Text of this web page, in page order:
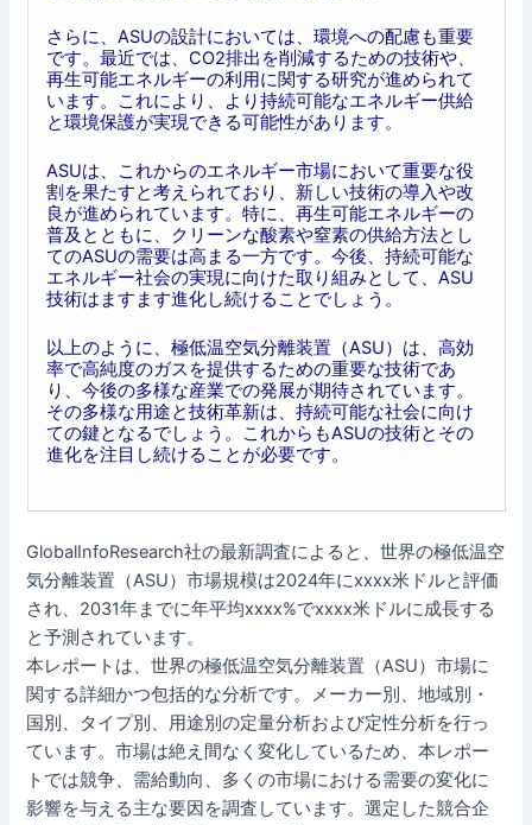
さらに、ASUの設計においては、環境への配慮も重要
です。最近では、CO2排出を削減するための技術や、
再生可能エネルギーの利用に関する研究が進められて
います。これにより、より持続可能なエネルギー供給
と環境保護が実現できる可能性があります。
ASUは、これからのエネルギー市場において重要な役
割を果たすと考えられており、新しい技術の導入や改
良が進められています。特に、再生可能エネルギーの
普及とともに、クリーンな酸素や窒素の供給方法とし
てのASUの需要は高まる一方です。今後、持続可能な
エネルギー社会の実現に向けた取り組みとして、ASU
技術はますます進化し続けることでしょう。
以上のように、極低温空気分離装置（ASU）は、高効
率で高純度のガスを提供するための重要な技術であ
り、今後の多様な産業での発展が期待されています。
その多様な用途と技術革新は、持続可能な社会に向け
ての鍵となるでしょう。これからもASUの技術とその
進化を注目し続けることが必要です。
GlobalInfoResearch社の最新調査によると、世界の極低温空
気分離装置（ASU）市場規模は2024年にxxxx米ドルと評価
され、2031年までに年平均xxxx%でxxxx米ドルに成長する
と予測されています。
本レポートは、世界の極低温空気分離装置（ASU）市場に
関する詳細かつ包括的な分析です。メーカー別、地域別・
国別、タイプ別、用途別の定量分析および定性分析を行っ
ています。市場は絶え間なく変化しているため、本レポー
トでは競争、需給動向、多くの市場における需要の変化に
影響を与える主な要因を調査しています。選定した競合企